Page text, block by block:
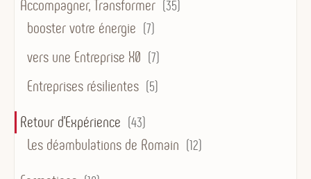
Accompagner, Transformer (35)
booster votre énergie (7)
vers une Entreprise X0 (7)
Entreprises résilientes (5)
Retour d'Expérience (43)
Les déambulations de Romain (12)